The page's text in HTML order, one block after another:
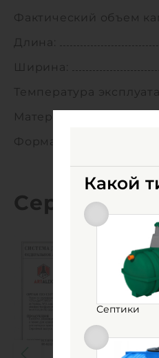
Фактический объем
Длина:
Ширина:
Температура
Материал корпуса:
Форма корпуса:
Какой
Септики